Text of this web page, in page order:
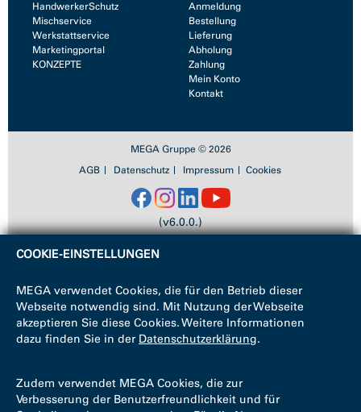
HandwerkerSchutz
Mischservice
Werkstattservice
Marketingportal
KONZEPTE
Anmeldung
Bestellung
Lieferung
Abholung
Zahlung
Mein Konto
Kontakt
MEGA Gruppe © 2026
AGB
Datenschutz Impressum Cookies
(v6.0.0.)
COOKIE-EINSTELLUNGEN
MEGA verwendet Cookies, die für den Betrieb dieser
Webseite notwendig sind. Mit Nutzung der Webseite
akzeptieren Sie diese Cookies. Weitere Informationen
dazu finden Sie in der Datenschutzerklärung.
Zudem verwendet MEGA Cookies, die zur
Verbesserung der Benutzerfreundlichkeit und für